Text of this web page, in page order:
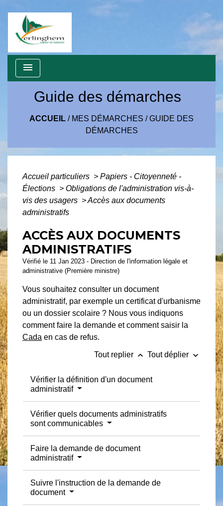
menu
Guide des démarches
ACCUEIL / MES DÉMARCHES /GUIDE DES
DÉMARCHES
Accueil particuliers > Papiers - Citoyenneté -
Élections > Obligations de l'administration vis-à-
vis des usagers >Accès aux documents
administratifs
ACCÈS AUX DOCUMENTS
ADMINISTRATIFS
Vérifié le 11 Jan 2023 - Direction de l'information légale et
administrative (Première ministre)
Vous souhaitez consulter un document
administratif, par exemple un certificat d'urbanisme
ou un dossier scolaire ? Nous vous indiquons
comment faire la demande et comment saisir la
Cada en cas de refus.
Tout replier keyboard_arrow_up Tout déplier keyboard_arrow_down
Vérifier la définition d'un document
administratif
Vérifier quels documents administratifs
sont communicables
Faire la demande de document
administratif
Suivre l'instruction de la demande de
document